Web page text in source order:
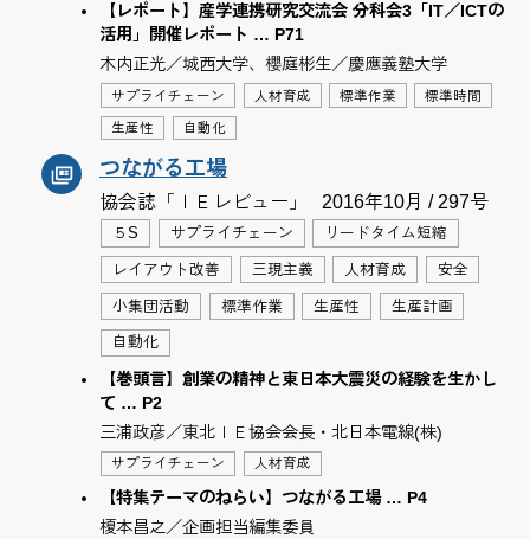
【レポート】産学連携研究交流会 分科会3「IT／ICTの
活用」開催レポート … P71
木内正光／城西大学、櫻庭彬生／慶應義塾大学
サプライチェーン 人材育成 標準作業 標準時間
生産性 自動化
つながる工場
協会誌「ＩＥレビュー」 2016年10月 / 297号
５S サプライチェーン リードタイム短縮
レイアウト改善 三現主義 人材育成 安全
小集団活動 標準作業 生産性 生産計画
自動化
【巻頭言】創業の精神と東日本大震災の経験を生かし
て … P2
三浦政彦／東北ＩＥ協会会長・北日本電線(株)
サプライチェーン 人材育成
【特集テーマのねらい】つながる工場 … P4
榎本昌之／企画担当編集委員